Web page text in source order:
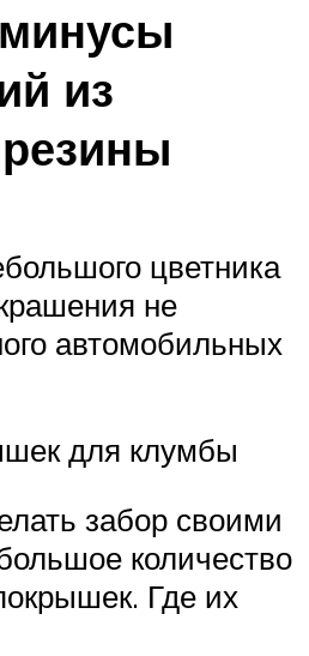
из
цветника
не
автомобильных
для клумбы
забор своими
количество
Где их